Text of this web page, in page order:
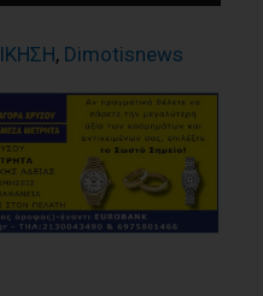
, Dimotisnews